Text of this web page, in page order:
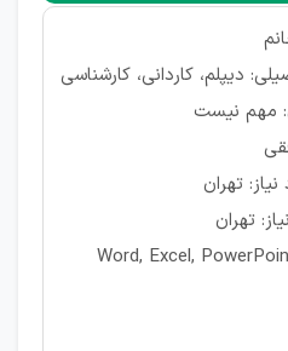
دیپلم، کاردانی، کارشناسی
مهم نیست
تهران
تهران